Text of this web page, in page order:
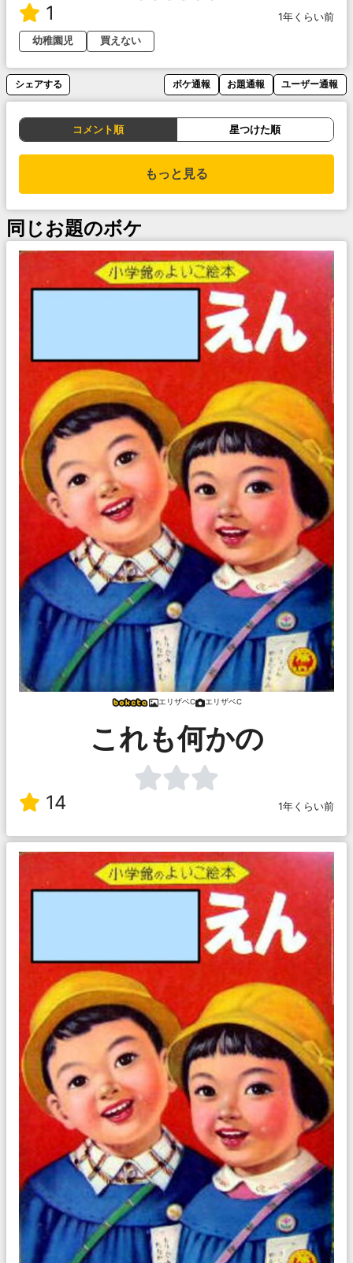
1
1年くらい前
幼稚園児
買えない
シェアする ボケ通報 お題通報 ユーザー通報
コメント順 星つけた順
もっと見る
同じお題のボケ
エリザベC エリザベC
これも何かの
14 1年くらい前